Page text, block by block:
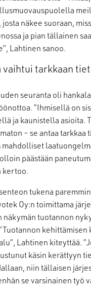
näkee suoraan,
ja pian tällainen
Lahtinen sanoo.
tarkkaan
seuranta oli
”Ihmisellä on
ja kaunistella asioita.
– se antaa tarkkaa
mahdolliset
päästään
kertoo.
tukena
Oy:n toimittama
näkymän tuotannon
kehittämisen
Lahtinen kiteyttää.
käsin kerättyyn
niin tällaisen
se varsinainen työ